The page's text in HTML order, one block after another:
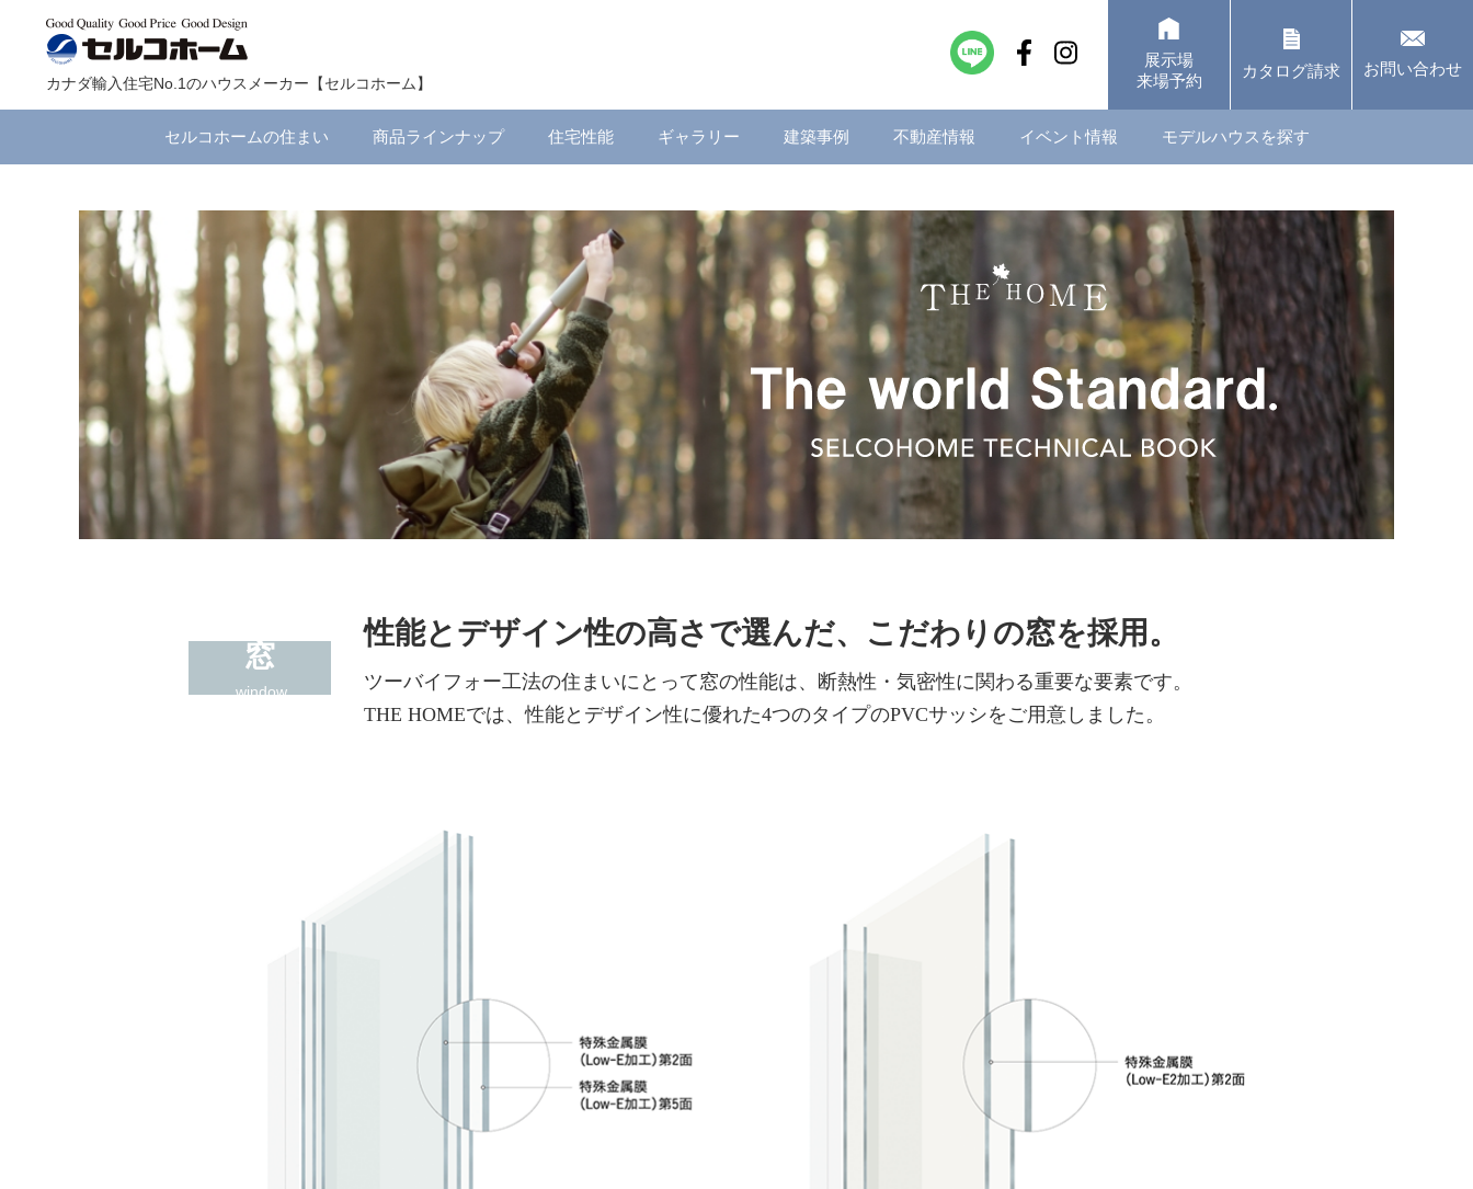
カナダ輸入住宅No.1のハウスメーカー【セルコホーム】
展示場
来場予約
カタログ請求 お問い合わせ
セルコホームの住まい 商品ラインナップ 住宅性能 ギャラリー 建築事例 不動産情報 イベント情報 モデルハウスを探す
窓
window
性能とデザイン性の高さで選んだ、こだわりの窓を採用。
ツーバイフォー工法の住まいにとって窓の性能は、断熱性・気密性に関わる重要な要素です。
THE HOMEでは、性能とデザイン性に優れた4つのタイプのPVCサッシをご用意しました。